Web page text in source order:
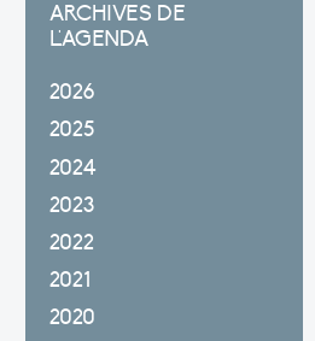
ARCHIVES DE
L'AGENDA
2026
2025
2024
2023
2022
2021
2020